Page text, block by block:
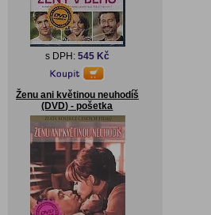
s DPH: 545 Kč
Ženu ani květinou neuhodíš
(DVD) - pošetka